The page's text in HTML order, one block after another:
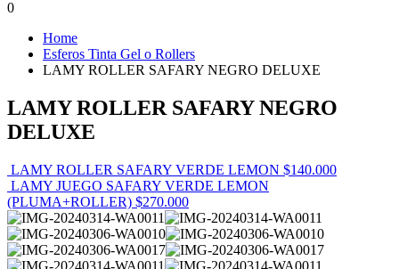
0
Home
Esferos Tinta Gel o Rollers
LAMY ROLLER SAFARY NEGRO DELUXE
LAMY ROLLER SAFARY NEGRO
DELUXE
LAMY ROLLER SAFARY VERDE LEMON $140.000
LAMY JUEGO SAFARY VERDE LEMON
(PLUMA+ROLLER) $270.000